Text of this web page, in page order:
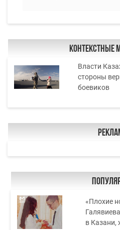
Контекстные
Власти
стороны
боевиков
«Плохие
в Казани,